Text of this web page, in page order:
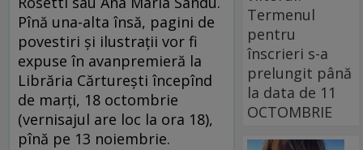
Pînă una-alta însă, pagini de
povestiri şi ilustraţii vor fi
expuse în avanpremieră la
Librăria Cărtureşti începînd
de marţi, 18 octombrie
(vernisajul are loc la ora 18),
pînă pe 13 noiembrie.
Termenul
pentru
înscrieri s-a
prelungit până
la data de 11
OCTOMBRIE